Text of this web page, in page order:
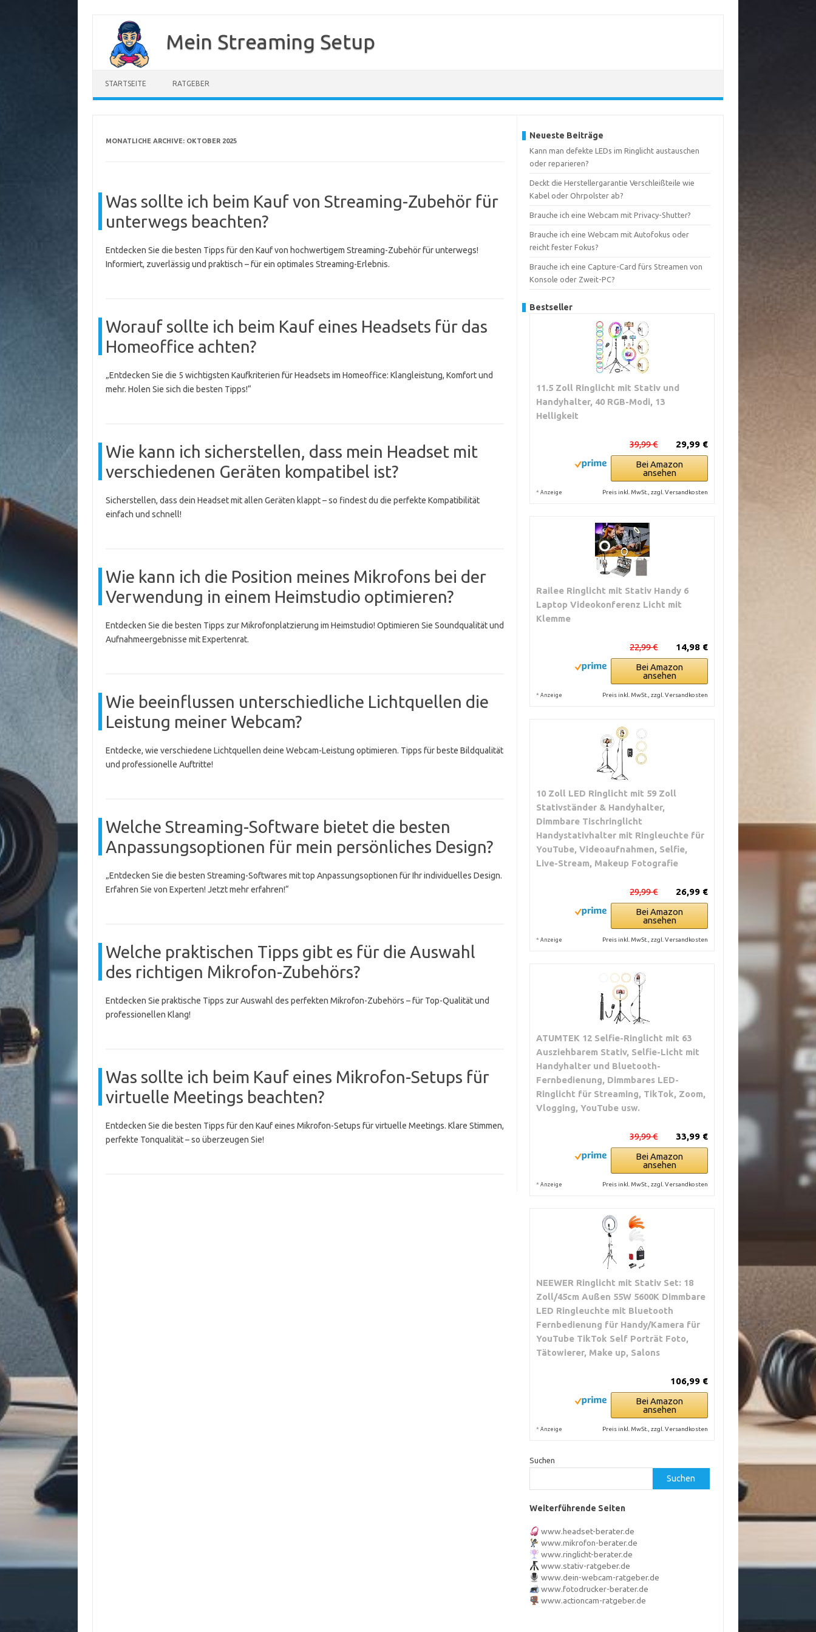
springen
Mein Streaming Setup
STARTSEITE RATGEBER
MONATLICHE ARCHIVE: OKTOBER 2025
Was sollte ich beim Kauf von Streaming-Zubehör für
unterwegs beachten?
Entdecken Sie die besten Tipps für den Kauf von hochwertigem Streaming-Zubehör für unterwegs!
Informiert, zuverlässig und praktisch – für ein optimales Streaming-Erlebnis.
Worauf sollte ich beim Kauf eines Headsets für das
Homeoffice achten?
„Entdecken Sie die 5 wichtigsten Kaufkriterien für Headsets im Homeoffice: Klangleistung, Komfort und
mehr. Holen Sie sich die besten Tipps!“
Wie kann ich sicherstellen, dass mein Headset mit
verschiedenen Geräten kompatibel ist?
Sicherstellen, dass dein Headset mit allen Geräten klappt – so findest du die perfekte Kompatibilität
einfach und schnell!
Wie kann ich die Position meines Mikrofons bei der
Verwendung in einem Heimstudio optimieren?
Entdecken Sie die besten Tipps zur Mikrofonplatzierung im Heimstudio! Optimieren Sie Soundqualität und
Aufnahmeergebnisse mit Expertenrat.
Wie beeinflussen unterschiedliche Lichtquellen die
Leistung meiner Webcam?
Entdecke, wie verschiedene Lichtquellen deine Webcam-Leistung optimieren. Tipps für beste Bildqualität
und professionelle Auftritte!
Welche Streaming-Software bietet die besten
Anpassungsoptionen für mein persönliches Design?
„Entdecken Sie die besten Streaming-Softwares mit top Anpassungsoptionen für Ihr individuelles Design.
Erfahren Sie von Experten! Jetzt mehr erfahren!“
Welche praktischen Tipps gibt es für die Auswahl
des richtigen Mikrofon-Zubehörs?
Entdecken Sie praktische Tipps zur Auswahl des perfekten Mikrofon-Zubehörs – für Top-Qualität und
professionellen Klang!
Was sollte ich beim Kauf eines Mikrofon-Setups für
virtuelle Meetings beachten?
Entdecken Sie die besten Tipps für den Kauf eines Mikrofon-Setups für virtuelle Meetings. Klare Stimmen,
perfekte Tonqualität – so überzeugen Sie!
Neueste Beiträge
Kann man defekte LEDs im Ringlicht austauschen
oder reparieren?
Deckt die Herstellergarantie Verschleißteile wie
Kabel oder Ohrpolster ab?
Brauche ich eine Webcam mit Privacy-Shutter?
Brauche ich eine Webcam mit Autofokus oder
reicht fester Fokus?
Brauche ich eine Capture-Card fürs Streamen von
Konsole oder Zweit-PC?
Bestseller
11.5 Zoll Ringlicht mit Stativ und
Handyhalter, 40 RGB-Modi, 13
Helligkeit
29,99 €
39,99 €
Bei Amazon
ansehen
* Anzeige Preis inkl. MwSt., zzgl. Versandkosten
Railee Ringlicht mit Stativ Handy 6
Laptop Videokonferenz Licht mit
Klemme
14,98 €
22,99 €
Bei Amazon
ansehen
* Anzeige Preis inkl. MwSt., zzgl. Versandkosten
10 Zoll LED Ringlicht mit 59 Zoll
Stativständer & Handyhalter,
Dimmbare Tischringlicht
Handystativhalter mit Ringleuchte für
YouTube, Videoaufnahmen, Selfie,
Live-Stream, Makeup Fotografie
26,99 €
29,99 €
Bei Amazon
ansehen
* Anzeige Preis inkl. MwSt., zzgl. Versandkosten
ATUMTEK 12 Selfie-Ringlicht mit 63
Ausziehbarem Stativ, Selfie-Licht mit
Handyhalter und Bluetooth-
Fernbedienung, Dimmbares LED-
Ringlicht für Streaming, TikTok, Zoom,
Vlogging, YouTube usw.
33,99 €
39,99 €
Bei Amazon
ansehen
* Anzeige Preis inkl. MwSt., zzgl. Versandkosten
NEEWER Ringlicht mit Stativ Set: 18
Zoll/45cm Außen 55W 5600K Dimmbare
LED Ringleuchte mit Bluetooth
Fernbedienung für Handy/Kamera für
YouTube TikTok Self Porträt Foto,
Tätowierer, Make up, Salons
106,99 €
Bei Amazon
ansehen
* Anzeige Preis inkl. MwSt., zzgl. Versandkosten
Suchen
Suchen
Weiterführende Seiten
www.headset-berater.de
www.mikrofon-berater.de
www.ringlicht-berater.de
www.stativ-ratgeber.de
www.dein-webcam-ratgeber.de
www.fotodrucker-berater.de
www.actioncam-ratgeber.de